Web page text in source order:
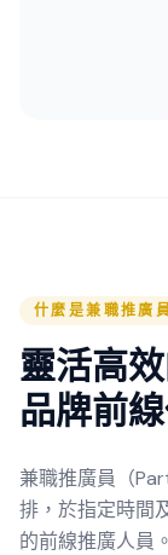
什麼是兼職推廣
靈活高
品牌前
兼職推廣員（
排，於指定時間
的前線推廣人員。